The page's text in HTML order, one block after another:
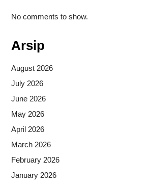
No comments to show.
Arsip
August 2026
July 2026
June 2026
May 2026
April 2026
March 2026
February 2026
January 2026